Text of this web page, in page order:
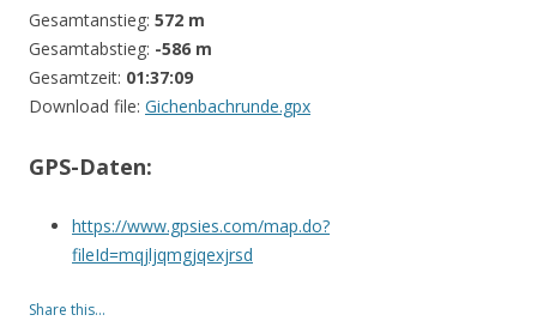
Gesamtanstieg: 572 m
Gesamtabstieg: -586 m
Gesamtzeit: 01:37:09
Download file: Gichenbachrunde.gpx
GPS-Daten:
https://www.gpsies.com/map.do?
fileId=mqjljqmgjqexjrsd
Share this...